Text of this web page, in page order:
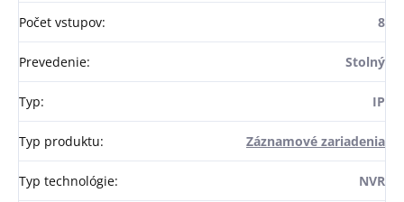
Počet vstupov: 8
Prevedenie: Stolný
Typ: IP
Typ produktu: Záznamové zariadenia
Typ technológie: NVR